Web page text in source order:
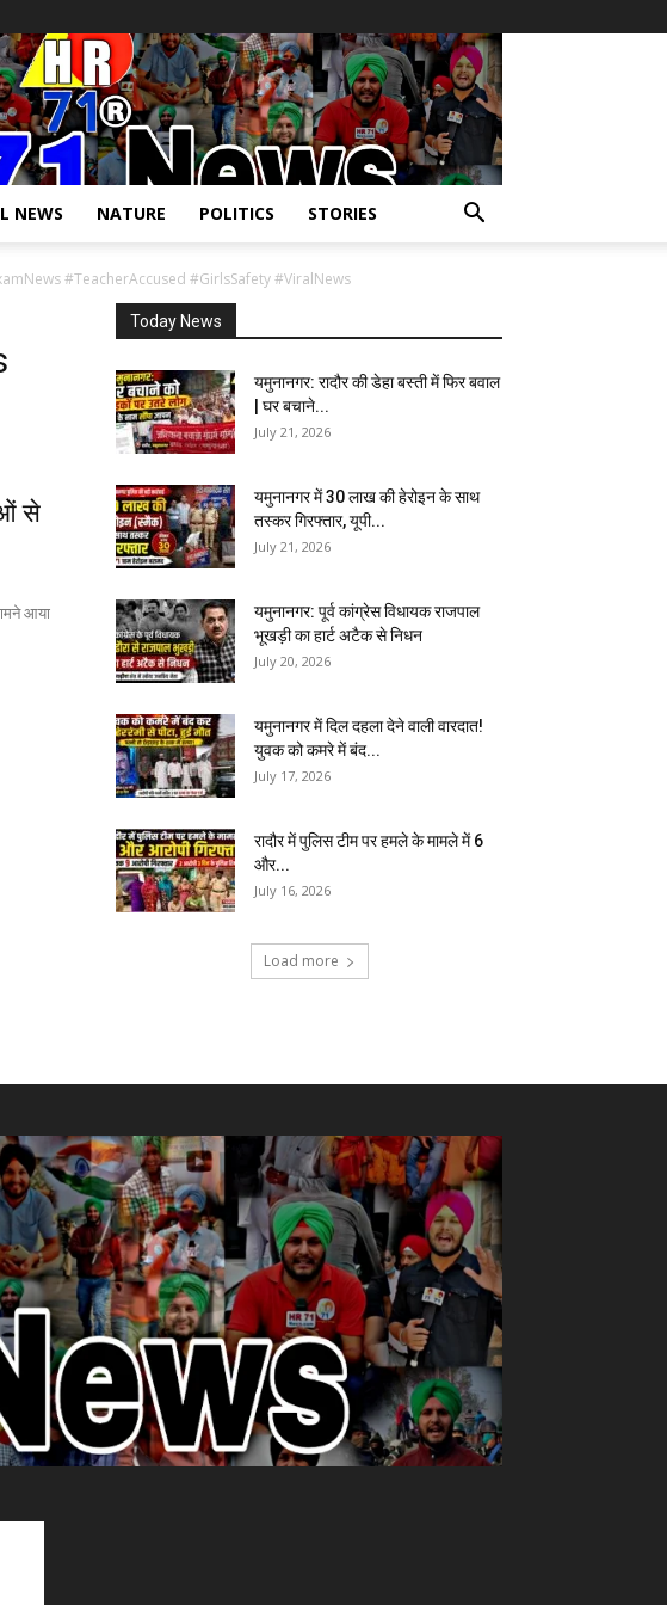
NEWS NATURE POLITICS STORIES
#TeacherAccused #GirlsSafety #ViralNews
से
आया
Today News
यमुनानगर: रादौर की डेहा बस्ती में फिर बवाल
| घर बचाने...
July 21, 2026
यमुनानगर में 30 लाख की हेरोइन के साथ
तस्कर गिरफ्तार, यूपी...
July 21, 2026
यमुनानगर: पूर्व कांग्रेस विधायक राजपाल
भूखड़ी का हार्ट अटैक से निधन
July 20, 2026
यमुनानगर में दिल दहला देने वाली वारदात!
युवक को कमरे में बंद...
July 17, 2026
रादौर में पुलिस टीम पर हमले के मामले में 6
और...
July 16, 2026
Load more